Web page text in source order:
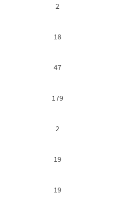
2
18
47
179
2
19
19